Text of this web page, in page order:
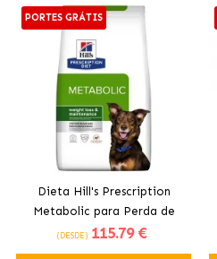
PORTES GRÁTIS
Dieta Hill's Prescription
Metabolic para Perda de
Peso e Manutenção em Cães
(DESDE) 115.79 €